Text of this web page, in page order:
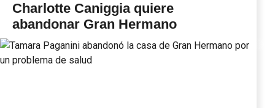
Charlotte Caniggia quiere
abandonar Gran Hermano